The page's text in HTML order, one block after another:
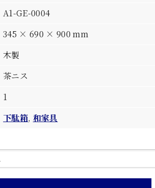
A1-GE-0004
345 × 690 × 900 mm
木製
茶ニス
1
下駄箱, 和家具